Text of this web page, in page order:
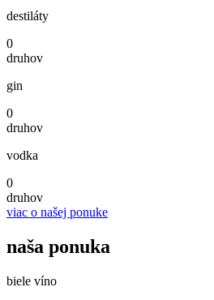
destiláty
0
druhov
gin
0
druhov
vodka
0
druhov
viac o našej ponuke
naša ponuka
biele víno